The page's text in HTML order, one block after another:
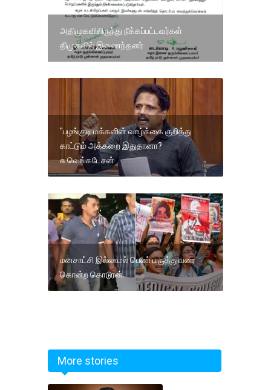
அதிமுகவிலிருந்து நீக்கப்பட்டவர்கள்
திமுகவில் இணைந்தனர்
"பழங்குடி மக்களின் வாழ்க்கை குறித்து
காட்டும் அக்கறை இதுதானா?
சு.வெங்கடேசன்
மனசாட்சி இல்லாமல் பெண் மருத்துவரை
கொன்ற கொடூரன்.
More stories